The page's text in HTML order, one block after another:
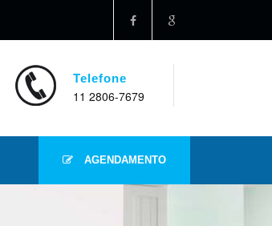
Telefone
11 2806-7679
AGENDAMENTO